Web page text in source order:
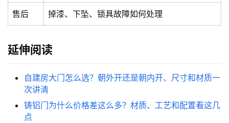
售后 掉漆、下坠、锁具故障如何处理
延伸阅读
自建房大门怎么选？朝外开还是朝内开、尺寸和材质一
次讲清
铸铝门为什么价格差这么多？材质、工艺和配置看这几
点